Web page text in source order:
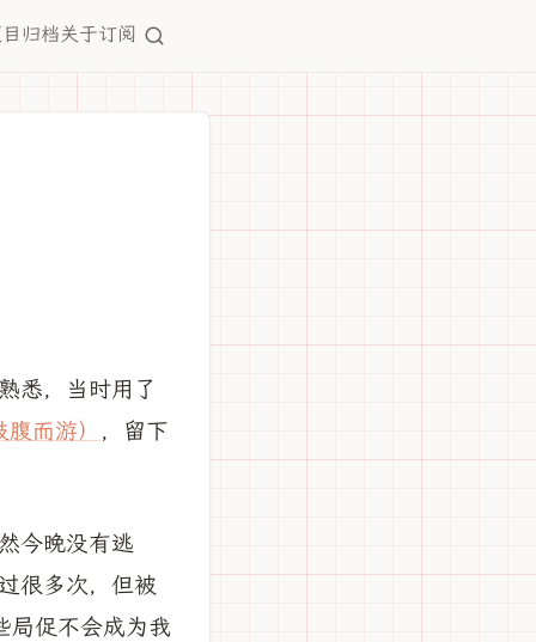
归档关于订阅
悉，当时用了
而游） ，留下
今晚没有逃
很多次，但被
局促不会成为我